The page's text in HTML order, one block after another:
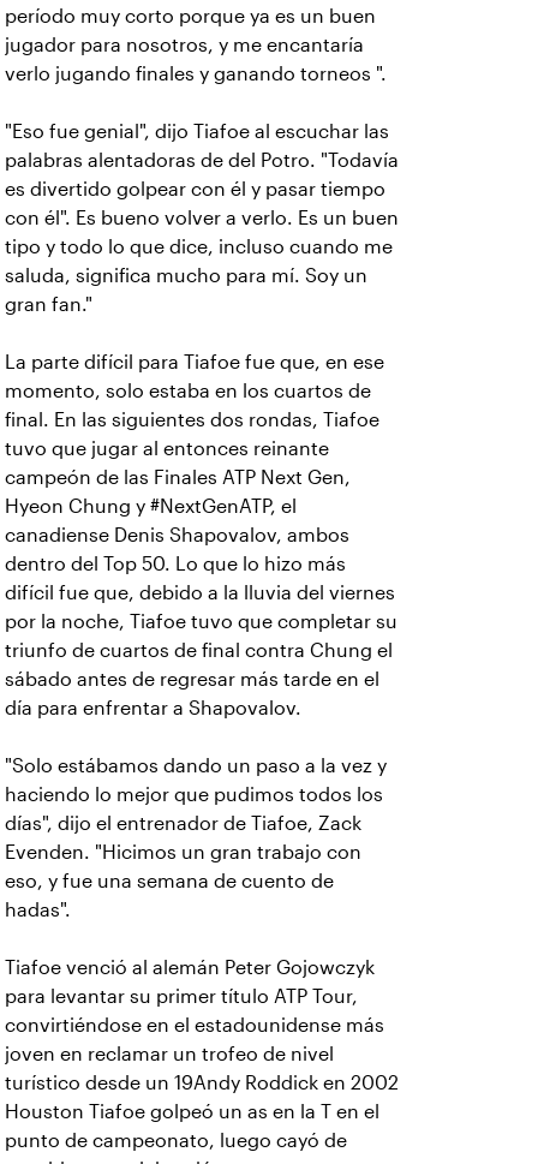
período muy corto porque ya es un buen
jugador para nosotros, y me encantaría
verlo jugando finales y ganando torneos ".
"Eso fue genial", dijo Tiafoe al escuchar las
palabras alentadoras de del Potro. "Todavía
es divertido golpear con él y pasar tiempo
con él". Es bueno volver a verlo. Es un buen
tipo y todo lo que dice, incluso cuando me
saluda, significa mucho para mí. Soy un
gran fan."
La parte difícil para Tiafoe fue que, en ese
momento, solo estaba en los cuartos de
final. En las siguientes dos rondas, Tiafoe
tuvo que jugar al entonces reinante
campeón de las Finales ATP Next Gen,
Hyeon Chung y #NextGenATP, el
canadiense Denis Shapovalov, ambos
dentro del Top 50. Lo que lo hizo más
difícil fue que, debido a la lluvia del viernes
por la noche, Tiafoe tuvo que completar su
triunfo de cuartos de final contra Chung el
sábado antes de regresar más tarde en el
día para enfrentar a Shapovalov.
"Solo estábamos dando un paso a la vez y
haciendo lo mejor que pudimos todos los
días", dijo el entrenador de Tiafoe, Zack
Evenden. "Hicimos un gran trabajo con
eso, y fue una semana de cuento de
hadas".
Tiafoe venció al alemán Peter Gojowczyk
para levantar su primer título ATP Tour,
convirtiéndose en el estadounidense más
joven en reclamar un trofeo de nivel
turístico desde un 19Andy Roddick en 2002
Houston Tiafoe golpeó un as en la T en el
punto de campeonato, luego cayó de